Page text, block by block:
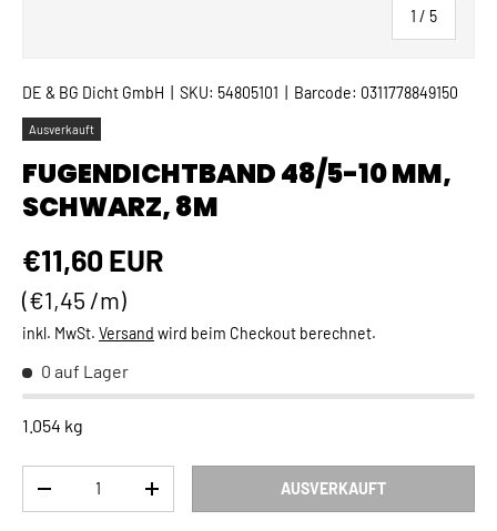
1 / von
5
DE & BG Dicht GmbH SKU: 54805101 Barcode: 0311778849150
Ausverkauft
FUGENDICHTBAND 48/5-10 MM,
SCHWARZ, 8M
Normaler Preis
€11,60 EUR
Grundpreis
€1,45 /m
inkl. MwSt. Versand wird beim Checkout berechnet.
0 auf Lager
1.054 kg
MENGE VERRINGERNMENGE ERHÖHEN AUSVERKAUFT